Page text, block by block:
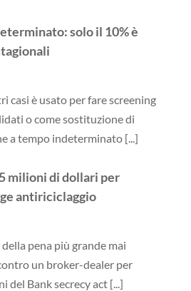
solo il 10% è
casi è usato per fare screening
o come sostituzione di
a tempo indeterminato [...]
milioni di dollari per
antiriciclaggio
pena più grande mai
un broker-dealer per
del Bank secrecy act [...]